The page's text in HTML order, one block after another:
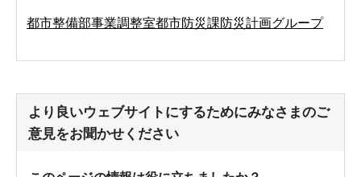
都市整備部事業調整室都市防災課防災計画グループ
より良いウェブサイトにするためにみなさまのご
意見をお聞かせください